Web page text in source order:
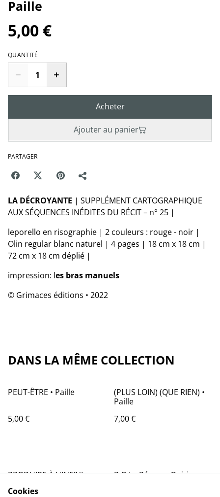
Paille
5,00 €
QUANTITÉ
Acheter
Ajouter au panier
PARTAGER
LA DÉCROYANTE | SUPPLÉMENT CARTOGRAPHIQUE
AUX SÉQUENCES INÉDITES DU RÉCIT – n° 25 |
leporello en risographie | 2 couleurs : rouge - noir |
Olin regular blanc naturel | 4 pages | 18 cm x 18 cm |
72 cm x 18 cm déplié |
impression: les bras manuels
© Grimaces éditions • 2022
DANS LA MÊME COLLECTION
PEUT-ÊTRE • Paille
5,00 €
(PLUS LOIN) (QUE RIEN) •
Paille
7,00 €
PRODUIRE À L'INFINI •
R.O.I. - Réserve Onirique
Cookies